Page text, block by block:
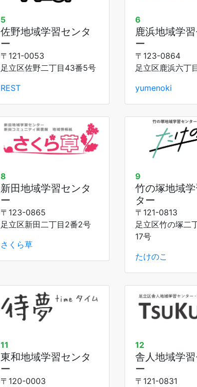
5
佐野地域学習センタ
ー
〒121-0053
足立区佐野二丁目43番5号
REST
6
鹿浜地域学
ー
〒123-0864
足立区鹿浜六丁
yumenoki
8
新田地域学習センタ
ー
〒123-0865
足立区新田二丁目2番2号
さくら草
9
竹の塚地域
ター
〒121-0813
足立区竹の塚二
17号
たけのこ
11
東和地域学習センタ
ー
〒120-0003
12
舎人地域学
ー
〒121-0831